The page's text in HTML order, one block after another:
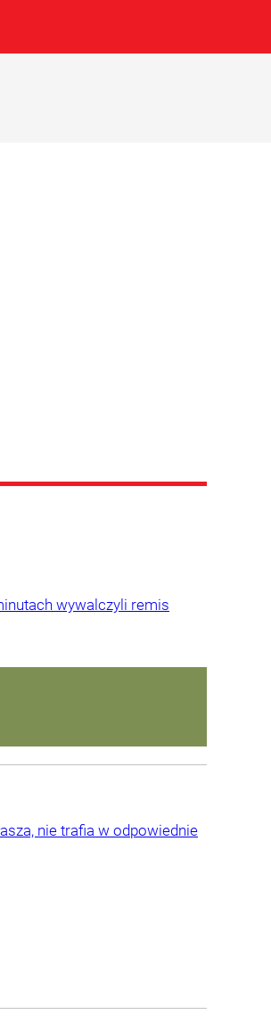
wywalczyli remis
nie trafia w odpowiednie